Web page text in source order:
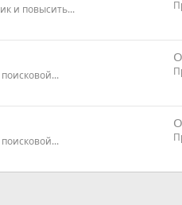
и повысить...